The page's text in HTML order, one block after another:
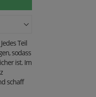
Teil
sodass
ist. Im
schaff